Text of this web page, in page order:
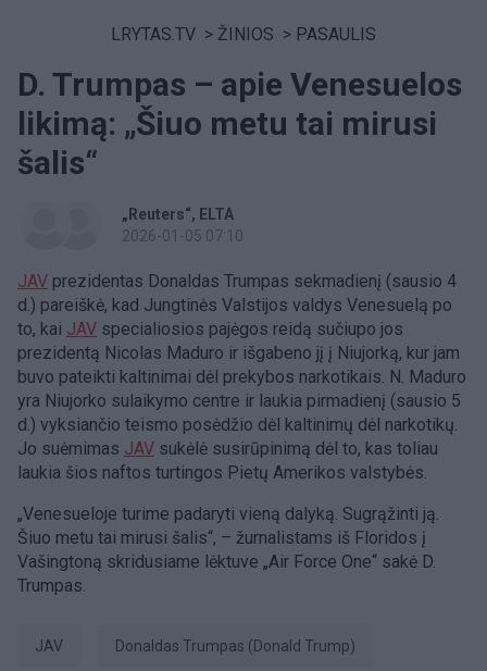
LRYTAS.TV > ŽINIOS > PASAULIS
D. Trumpas – apie Venesuelos
likimą: „Šiuo metu tai mirusi
šalis“
„Reuters“
ELTA
2026-01-05 07:10
JAV prezidentas Donaldas Trumpas sekmadienį (sausio 4
d.) pareiškė, kad Jungtinės Valstijos valdys Venesuelą po
to, kai JAV specialiosios pajėgos reidą sučiupo jos
prezidentą Nicolas Maduro ir išgabeno jį į Niujorką, kur jam
buvo pateikti kaltinimai dėl prekybos narkotikais. N. Maduro
yra Niujorko sulaikymo centre ir laukia pirmadienį (sausio 5
d.) vyksiančio teismo posėdžio dėl kaltinimų dėl narkotikų.
Jo suėmimas JAV sukėlė susirūpinimą dėl to, kas toliau
laukia šios naftos turtingos Pietų Amerikos valstybės.
„Venesueloje turime padaryti vieną dalyką. Sugrąžinti ją.
Šiuo metu tai mirusi šalis“, – žurnalistams iš Floridos į
Vašingtoną skridusiame lėktuve „Air Force One“ sakė D.
Trumpas.
JAV Donaldas Trumpas (Donald Trump)